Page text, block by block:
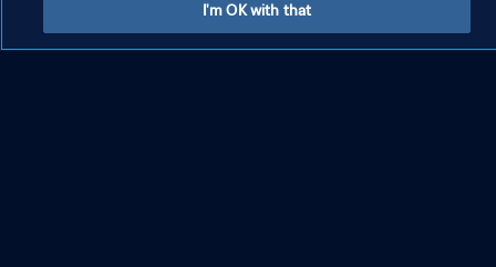
I'm OK with that